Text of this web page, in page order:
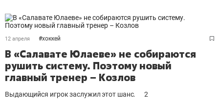
12 апреля #хоккей
В «Салавате Юлаеве» не собираются
рушить систему. Поэтому новый
главный тренер – Козлов
Выдающийся игрок заслужил этот шанс. 2